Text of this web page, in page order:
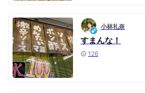
小林礼奈
すまんな！
126